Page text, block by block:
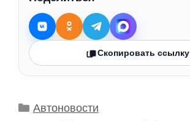
Скопировать ссылку
Рубрики
Автоновости